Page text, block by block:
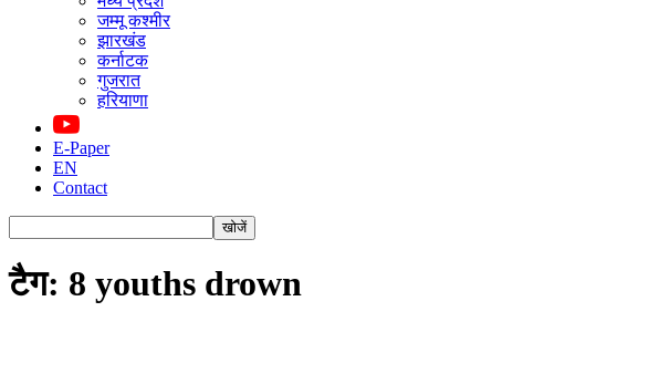
जम्मू कश्मीर
झारखंड
कर्नाटक
गुजरात
हरियाणा
E-Paper
EN
Contact
टैग: 8 youths drown